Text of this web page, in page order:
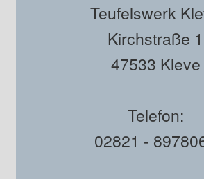
Teufelswerk
Kirchstraße 1
47533 Kleve
Telefon:
02821 -